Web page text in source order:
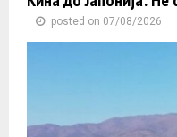
posted on 07/08/2026